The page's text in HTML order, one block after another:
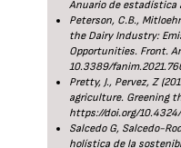
Anuario de estadística
Peterson, C.B.,
the Dairy Industry:
Opportunities. Front.
10.3389/
Pretty, J., Pervez, Z
agriculture. Greening
https://doi.org/
Salcedo G, Salcedo-
holística de la